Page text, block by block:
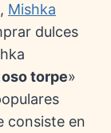
Mishka
dulces
oso torpe»
consiste en